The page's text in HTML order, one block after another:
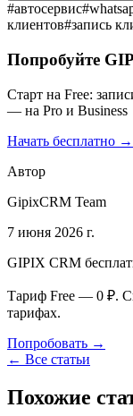
#автосервис#
клиентов#запись
Попробуйте
Старт на Free:
— на Pro и Business
Начать бесплатно →
Автор
GipixCRM Team
7 июня 2026 г.
GIPIX CRM
Тариф Free — 0 ₽.
тарифах.
Попробовать →
← Все статьи
Похожие